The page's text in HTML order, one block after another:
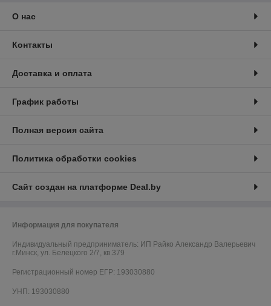
О нас
Контакты
Доставка и оплата
График работы
Полная версия сайта
Политика обработки cookies
Сайт создан на платформе Deal.by
Информация для покупателя
Индивидуальный предприниматель: ИП Райко Александр Валерьевич
г.Минск, ул. Белецкого 2/7, кв.379
Регистрационный номер ЕГР: 193030880
УНП: 193030880